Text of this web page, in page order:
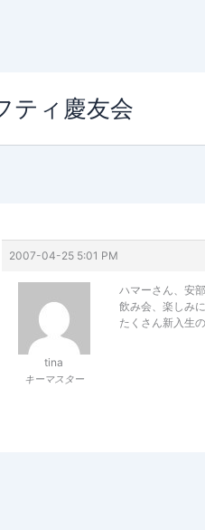
ティ慶友会
2007-04-25 5:01 PM
tina
キーマスター
ハマーさん、安
飲み会、楽しみ
たくさん新入生